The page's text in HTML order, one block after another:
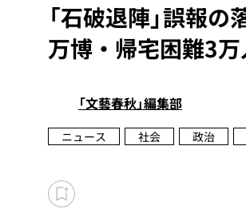
「石破退陣」誤報
万博・帰宅困難3
「文藝春秋」編集部
ニュース
社会 政治